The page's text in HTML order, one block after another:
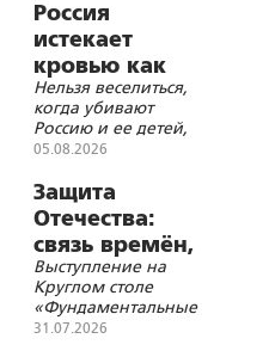
Россия
истекает
кровью как
жертвенное
животное?
Нельзя веселиться,
когда убивают
Россию и ее детей,
нельзя хохотать,
Христа
05.08.2026
Защита
Отечества:
связь времён,
событий и
территорий
Выступление на
Круглом столе
«Фундаментальные
основы Союзного
31.07.2026